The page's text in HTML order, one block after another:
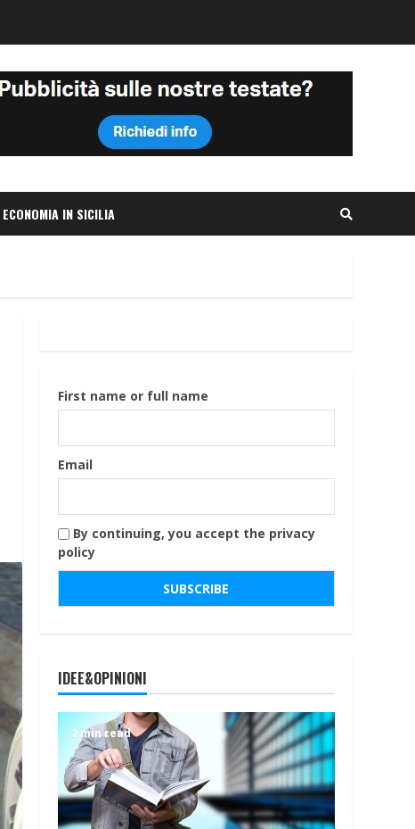
ECONOMIA IN SICILIA
First name or full name
Email
By continuing, you accept the privacy
policy
IDEE&OPINIONI
2 min read